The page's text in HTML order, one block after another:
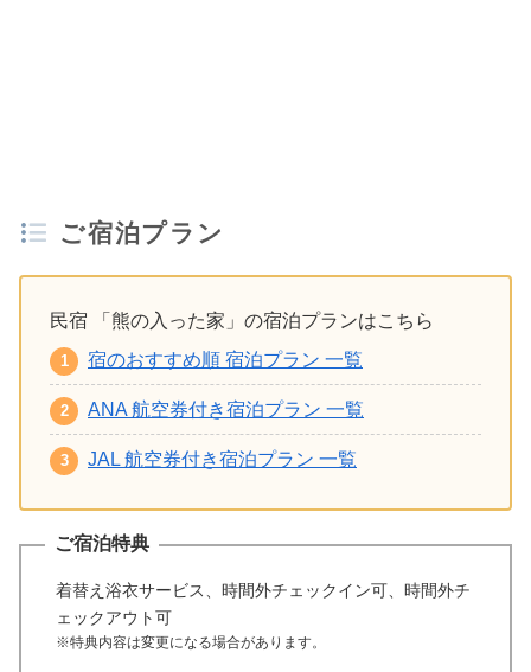
ご宿泊プラン
民宿 「熊の入った家」の宿泊プランはこちら
宿のおすすめ順 宿泊プラン 一覧
ANA 航空券付き宿泊プラン 一覧
JAL 航空券付き宿泊プラン 一覧
ご宿泊特典
着替え浴衣サービス、時間外チェックイン可、時間外チ
ェックアウト可
※特典内容は変更になる場合があります。